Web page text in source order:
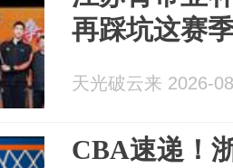
再踩坑这赛
天光破云来 2026-
CBA速递！